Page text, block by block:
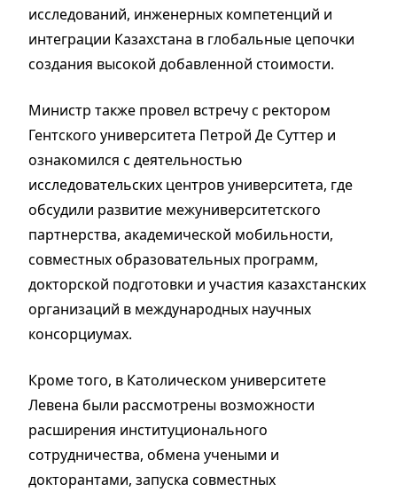
исследований, инженерных компетенций и
интеграции Казахстана в глобальные цепочки
создания высокой добавленной стоимости.
Министр также провел встречу с ректором
Гентского университета Петрой Де Суттер и
ознакомился с деятельностью
исследовательских центров университета, где
обсудили развитие межуниверситетского
партнерства, академической мобильности,
совместных образовательных программ,
докторской подготовки и участия казахстанских
организаций в международных научных
консорциумах.
Кроме того, в Католическом университете
Левена были рассмотрены возможности
расширения институционального
сотрудничества, обмена учеными и
докторантами, запуска совместных